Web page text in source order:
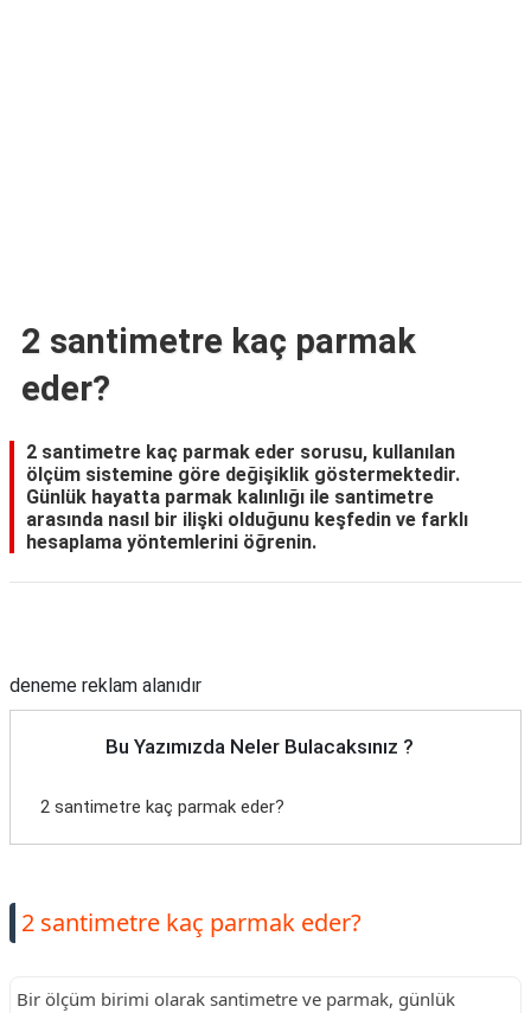
2 santimetre kaç parmak
eder?
2 santimetre kaç parmak eder sorusu, kullanılan
ölçüm sistemine göre değişiklik göstermektedir.
Günlük hayatta parmak kalınlığı ile santimetre
arasında nasıl bir ilişki olduğunu keşfedin ve farklı
hesaplama yöntemlerini öğrenin.
deneme reklam alanıdır
Bu Yazımızda Neler Bulacaksınız ?
2 santimetre kaç parmak eder?
2 santimetre kaç parmak eder?
Bir ölçüm birimi olarak santimetre ve parmak, günlük